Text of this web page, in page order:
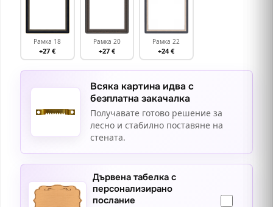
Рамка 18
+27 €
Рамка 20
+27 €
Рамка 22
+24 €
Всяка картина идва с
безплатна закачалка
Получавате готово решение за
лесно и стабилно поставяне на
стената.
Дървена табелка с
персонализирано
послание